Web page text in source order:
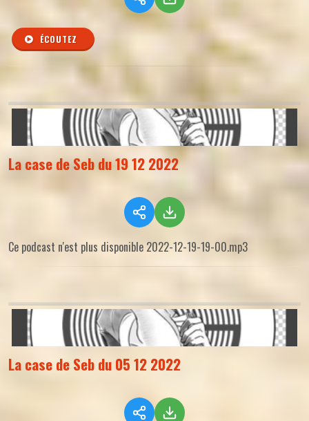
ÉCOUTEZ
La case de Seb du 19 12 2022
Ce podcast n'est plus disponible 2022-12-19-19-00.mp3
La case de Seb du 05 12 2022